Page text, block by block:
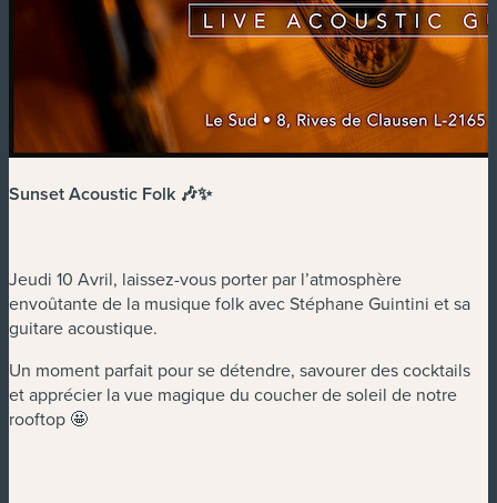
Sunset Acoustic Folk 🎶✨
Jeudi 10 Avril, laissez-vous porter par l’atmosphère
envoûtante de la musique folk avec Stéphane Guintini et sa
guitare acoustique.
Un moment parfait pour se détendre, savourer des cocktails
et apprécier la vue magique du coucher de soleil de notre
rooftop 🤩